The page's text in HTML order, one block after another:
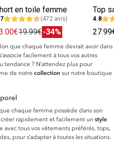
en toile femme
(472 avis)
19.99€-34%
4.8
que chaque femme devrait avoir dans
facilement à tous vos autres
tendance ? N’attendez plus pour
de notre collection sur notre boutique
que chaque femme possède dans son
rapidement et facilement un style
avec tous vos vêtements préférés, tops,
pour s’adapter à toutes les situations.